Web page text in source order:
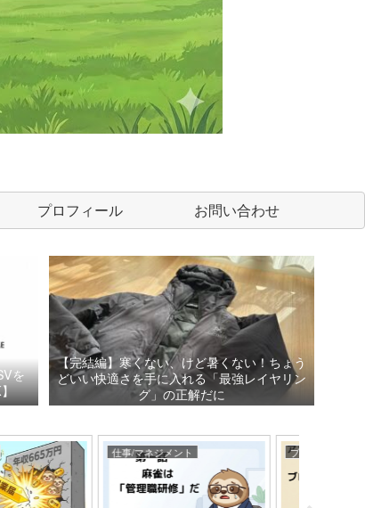
プロフィール お問い合わせ
を
【完結編】寒くない、けど暑くない！ちょう
どいい快適さを手に入れる「最強レイヤリン
グ」の正解だに
ジメント ブログ/AI活用